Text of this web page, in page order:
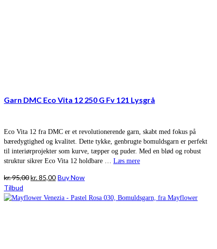
Garn DMC Eco Vita 12 250 G Fv 121 Lysgrå
Eco Vita 12 fra DMC er et revolutionerende garn, skabt med fokus på
bæredygtighed og kvalitet. Dette tykke, genbrugte bomuldsgarn er perfekt
til interiørprojekter som kurve, tæpper og puder. Med en blød og robust
struktur sikrer Eco Vita 12 holdbare … Læs mere
kr.95,00Den
pris
kr.85,00Den
pris
Buy Now
Tilbud